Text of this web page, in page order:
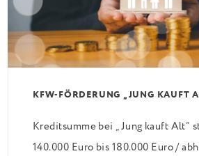
Kreditsumme bei „Jung kauft Alt“
140.000 Euro bis 180.000 Euro /